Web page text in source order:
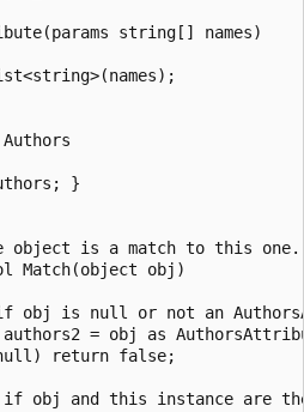
string[] names)
}
object is a match to this one.
Match(object obj)
obj is null or not an
= obj as
return false;
obj and this instance are